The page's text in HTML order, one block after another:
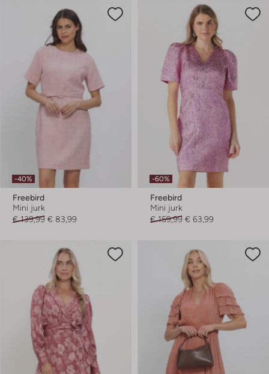
-40%
Freebird
Mini jurk
€ 139,99 € 83,99
-60%
Freebird
Mini jurk
€ 159,99 € 63,99